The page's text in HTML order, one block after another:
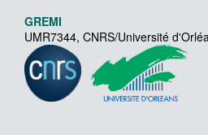
GREMI
UMR7344, CNRS/Université